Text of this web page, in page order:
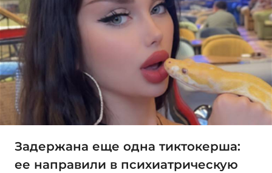
Задержана еще одна тиктокерша:
ее направили в психиатрическую